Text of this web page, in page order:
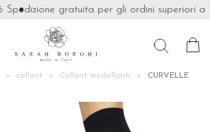
gratuita per gli ordini superiori a
collant Collant modellanti
CURVELLE